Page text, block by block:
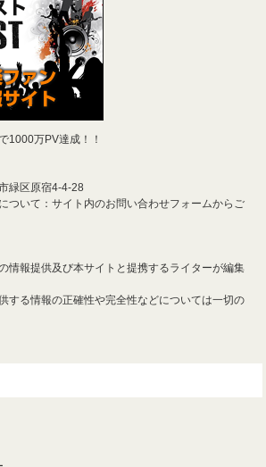
1000万PV達成！！
緑区原宿4-4-28
ついて：サイト内のお問い合わせフォームからご
情報提供及び本サイトと提携するライターが編集
する情報の正確性や完全性などについては一切の